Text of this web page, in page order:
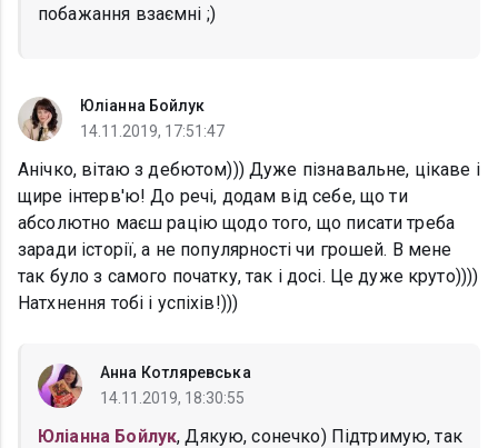
побажання взаємні ;)
Юліанна Бойлук
14.11.2019, 17:51:47
Анічко, вітаю з дебютом))) Дуже пізнавальне, цікаве і
щире інтерв'ю! До речі, додам від себе, що ти
абсолютно маєш рацію щодо того, що писати треба
заради історії, а не популярності чи грошей. В мене
так було з самого початку, так і досі. Це дуже круто))))
Натхнення тобі і успіхів!)))
Анна Котляревська
14.11.2019, 18:30:55
Юліанна Бойлук, Дякую, сонечко) Підтримую, так